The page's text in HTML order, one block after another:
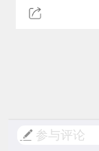
参与评论